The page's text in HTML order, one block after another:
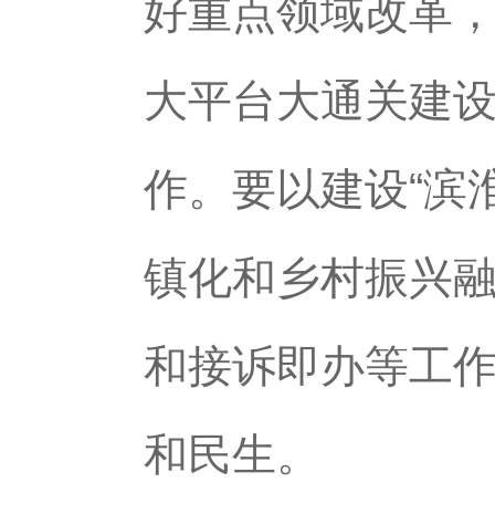
好重点领域改革
大平台大通关建
作。要以建设“滨
镇化和乡村振兴
和接诉即办等工
和民生。